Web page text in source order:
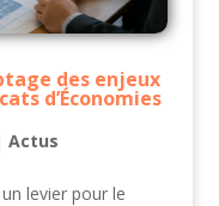
des enjeux
d’Économies
Actus
un levier pour le